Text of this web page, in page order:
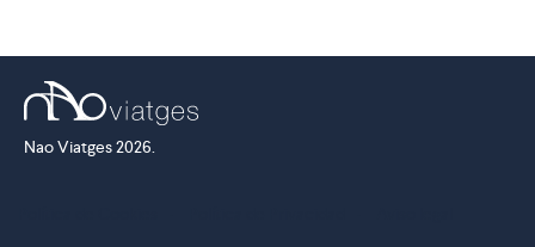
Nao Viatges 2026.